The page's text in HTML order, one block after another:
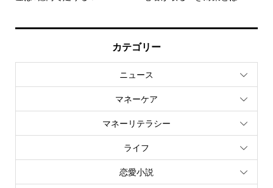
カテゴリー
ニュース
マネーケア
マネーリテラシー
ライフ
恋愛小説